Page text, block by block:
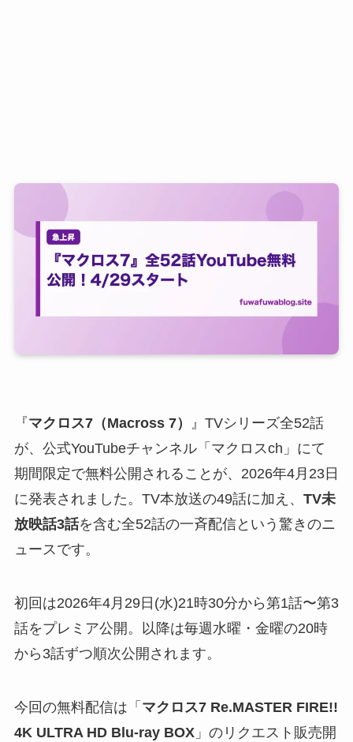
『マクロス7（Macross 7）
』TVシリーズ全52話
が、公式YouTubeチャンネル「マクロスch」にて
期間限定で無料公開されることが、2026年4月23日
に発表されました。TV本放送の49話に加え、 TV未
放映話3話を含む全52話の一斉配信という驚きのニ
ュースです。
初回は2026年4月29日(水)21時30分から第1話〜第3
話をプレミア公開。以降は毎週水曜・金曜の20時
から3話ずつ順次公開されます。
今回の無料配信は「 マクロス7 Re.MASTER FIRE!!
4K ULTRA HD Blu-ray BOX」のリクエスト販売開